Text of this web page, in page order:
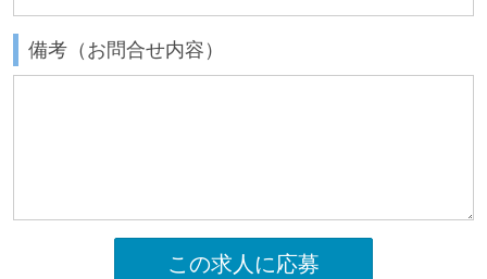
備考（お問合せ内容）
この求人に応募